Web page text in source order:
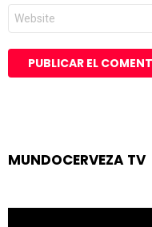
Web
MUNDOCERVEZA TV